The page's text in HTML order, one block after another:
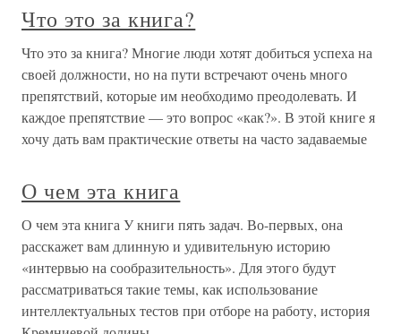
Что это за книга?
Что это за книга? Многие люди хотят добиться успеха на
своей должности, но на пути встречают очень много
препятствий, которые им необходимо преодолевать. И
каждое препятствие — это вопрос «как?». В этой книге я
хочу дать вам практические ответы на часто задаваемые
О чем эта книга
О чем эта книга У книги пять задач. Во-первых, она
расскажет вам длинную и удивительную историю
«интервью на сообразительность». Для этого будут
рассматриваться такие темы, как использование
интеллектуальных тестов при отборе на работу, история